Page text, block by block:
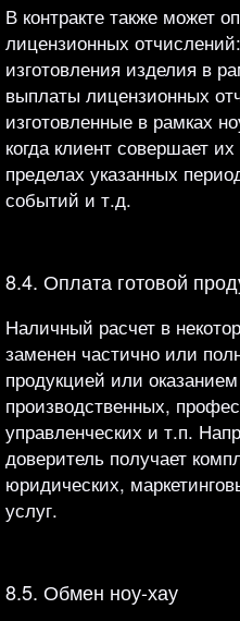
В контракте также может
лицензионных
изготовления изделия в
выплаты лицензионных
изготовленные в рамках
когда клиент совершает
пределах указанных
событий и т.д.
8.4. Оплата готовой
Наличный расчет в
заменен частично или
продукцией или
производственных,
управленческих и т.п.
доверитель получает
юридических,
услуг.
8.5. Обмен ноу-хау